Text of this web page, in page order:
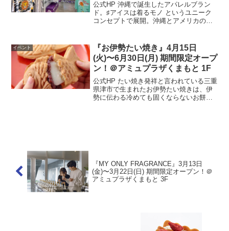
公式HP 沖縄で誕生したアパレルブラン
ド。♯アイスは着るモノ というユニーク
コンセプトで展開。沖縄とアメリカのカ
す。着るモノからHAPPYにする。開催場
所はこちら▼ 公...
イベント
『お伊勢たい焼き』4月15日
(火)〜6月30日(月) 期間限定オープ
ン！＠アミュプラザくまもと 1F
公式HP たい焼き発祥と言われている三重
県津市で生まれたお伊勢たい焼きは、伊
勢に伝わる冷めても固くならないお餅を
『MY ONLY FRAGRANCE』3月13日
(金)〜3月22日(日) 期間限定オープン！＠
アミュプラザくまもと 3F